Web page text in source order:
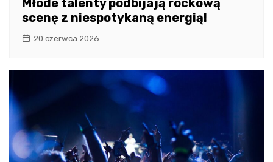
scenę z niespotykaną energią!
20 czerwca 2026